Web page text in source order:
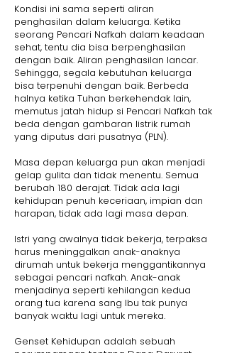
Kondisi ini sama seperti aliran
penghasilan dalam keluarga. Ketika
seorang Pencari Nafkah dalam keadaan
sehat, tentu dia bisa berpenghasilan
dengan baik. Aliran penghasilan lancar.
Sehingga, segala kebutuhan keluarga
bisa terpenuhi dengan baik. Berbeda
halnya ketika Tuhan berkehendak lain,
memutus jatah hidup si Pencari Nafkah tak
beda dengan gambaran listrik rumah
yang diputus dari pusatnya (PLN).
Masa depan keluarga pun akan menjadi
gelap gulita dan tidak menentu. Semua
berubah 180 derajat. Tidak ada lagi
kehidupan penuh keceriaan, impian dan
harapan, tidak ada lagi masa depan.
Istri yang awalnya tidak bekerja, terpaksa
harus meninggalkan anak-anaknya
dirumah untuk bekerja menggantikannya
sebagai pencari nafkah. Anak-anak
menjadinya seperti kehilangan kedua
orang tua karena sang Ibu tak punya
banyak waktu lagi untuk mereka.
Genset Kehidupan adalah sebuah